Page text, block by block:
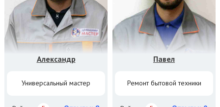
Александр
Универсальный мастер
Павел
Ремонт бытовой техники